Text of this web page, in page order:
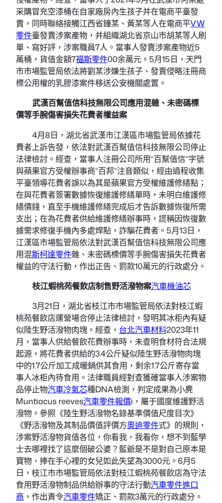
采購冒充空漆桶在自家廠房內生孩子并在電商平臺發
賣，同時聯絡接觸江西省鐘某、黃某等人在電商平VW
零件臺發賣涉案產物，并組織湖北省京山市胡某等人刷
單、寫好評，涉案職員7人。當事人發賣涉案產物近5
萬桶，貨值金額7福斯零件00余萬元。5月15日，天門
市市場監管局依法將劉某涉嫌生孩子、發賣侵略注冊商
標公用權的乳膠漆案件移送公安機關處置。
武漢百幫值信科技無限公司應用混雜、未密碼標
價等手腕傷害損失花費者權益案
4月8日，湖北省武漢市江漢區市場監管局依據花
費者上訴告發，依法對武漢百幫值信科技無限公司停止
法律檢討。經查，當事人注冊公司所用“百幫值信”字號
與蘋果官方受權辦事商“百邦”注音類似，經由過程收集
平臺領導花費者誤以為其是蘋果官方受權維護修繕點；
在與花費者簽署數據恢復維護修繕單時，未明白維護修
繕價錢，直至手機維護修繕完成后才告訴數據恢復所需
支出；在為花費者供給維護修繕辦事時，謊稱因恢復數
據需求修復手機內多處焊點，詐騙花費者。5月13日，
江漢區市場監管局依法對武漢百幫值信科技無限公司應
用混斯柯達零件雜、未密碼標價等手腕傷害損失花費者
權益的守法行動，作出正告、罰款10萬元的行政處分。
枝江蝦桃苑餐飲店制售野活潑物案汽車機油芯
3月21日，湖北省枝江市市場監管局依法對枝江蝦
桃苑餐飲店運營場合停止法律檢討，發明其冰柜內有疑
似陸生野活潑物肉塊。經查， 台北汽車材料2023年11
月，當事人供給餐飲花費辦事時，未查明食材符合法規
起源，將花費者供給的3.4公斤疑似陸生野活潑物肉塊
中的1.7公斤加工成暖鍋供其食用，剩余1.7公斤寄存當
事人冰柜內待食用。法律職員經對查獲確當事人涉案物
品停止物汽車冷氣芯種DNA檢測，判定成果為小麂
Muntiacus reeves汽車零件報價i，屬于國度維護野活
潑物。參照《陸生野活潑物名錄基準價值尺度目次》
《野活潑物及其制品價值評價方奧迪零件式》的規則，
涉案野活潑物貨值各位，你看我，我看你，想不到藍學
士去哪裡找了這麼個破公婆？藍爺是不是對自己原本是
寶物，捧在手心裡的女兒如此失望為3000元。6月5
日，枝江市市場監管局依法對枝江蝦桃苑餐飲店為守法
食用野活潑物制品供給辦事的守法行動汽車零件進口
商 ，作出責令汽車零件矯正、罰款3萬元的行政處分。